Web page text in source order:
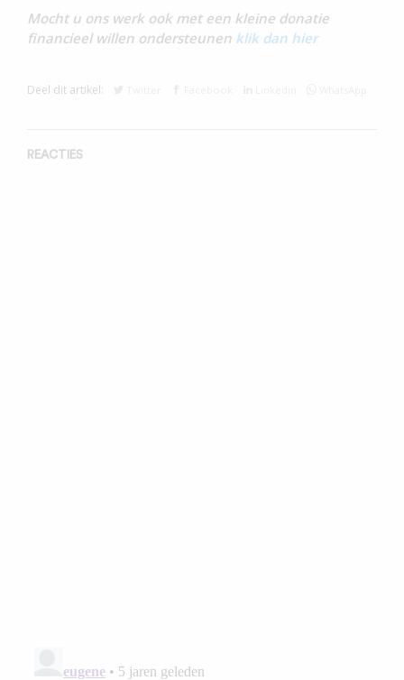
Mocht u ons werk ook met een kleine donatie
financieel willen ondersteunen klik dan hier
Deel dit artikel:
REACTIES